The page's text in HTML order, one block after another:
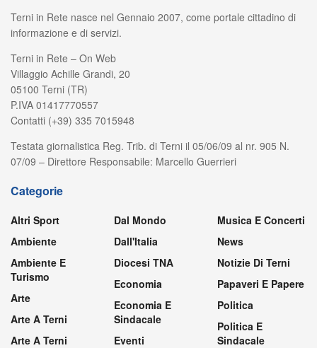
Terni in Rete nasce nel Gennaio 2007, come portale cittadino di
informazione e di servizi.
Terni in Rete – On Web
Villaggio Achille Grandi, 20
05100 Terni (TR)
P.IVA 01417770557
Contatti (+39) 335 7015948
Testata giornalistica Reg. Trib. di Terni il 05/06/09 al nr. 905 N.
07/09 – Direttore Responsabile: Marcello Guerrieri
Categorie
Altri Sport
Ambiente
Ambiente E
Turismo
Arte
Arte A Terni
Arte A Terni
Dal Mondo
Dall'Italia
Diocesi TNA
Economia
Economia E
Sindacale
Eventi
Musica E Concerti
News
Notizie Di Terni
Papaveri E Papere
Politica
Politica E
Sindacale